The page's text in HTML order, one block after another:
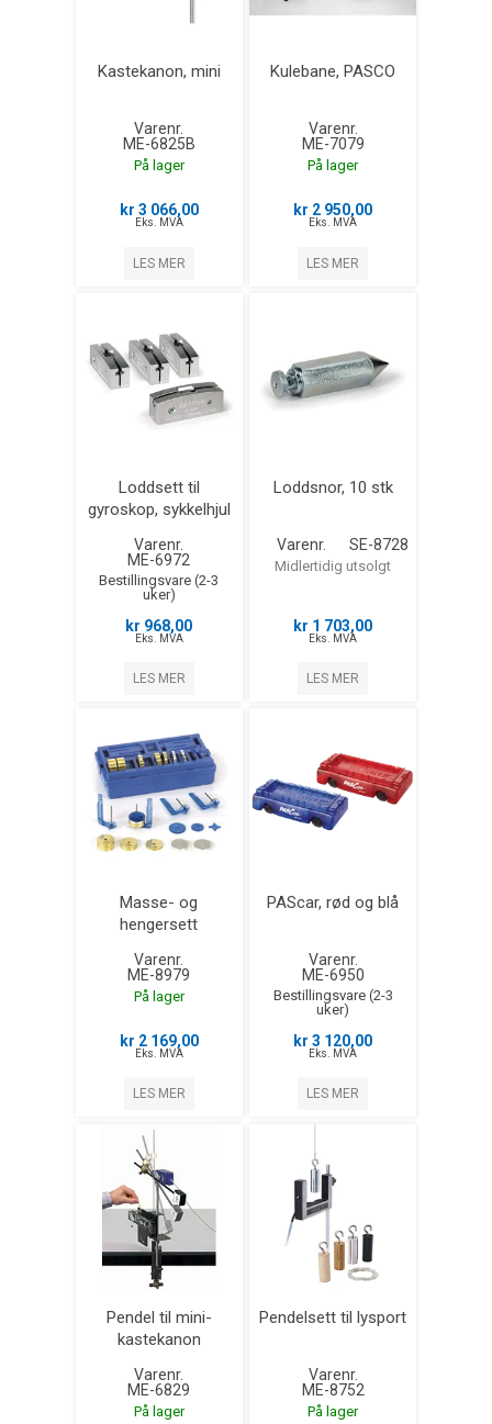
Kastekanon, mini
Varenr.
ME-6825B
På lager
kr 3 066,00
Eks. MVA
LES MER
Kulebane, PASCO
Varenr.
ME-7079
På lager
kr 2 950,00
Eks. MVA
LES MER
Loddsett til
gyroskop, sykkelhjul
Varenr.
ME-6972
Bestillingsvare (2-3
uker)
kr 968,00
Eks. MVA
LES MER
Loddsnor, 10 stk
Varenr. SE-8728
Midlertidig utsolgt
kr 1 703,00
Eks. MVA
LES MER
Masse- og
hengersett
Varenr.
ME-8979
På lager
kr 2 169,00
Eks. MVA
LES MER
PAScar, rød og blå
Varenr.
ME-6950
Bestillingsvare (2-3
uker)
kr 3 120,00
Eks. MVA
LES MER
Pendel til mini-
kastekanon
Varenr.
ME-6829
På lager
Pendelsett til lysport
Varenr.
ME-8752
På lager